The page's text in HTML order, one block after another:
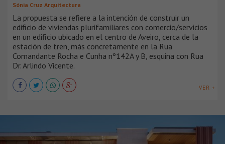
Sónia Cruz Arquitectura
La propuesta se refiere a la intención de construir un
edificio de viviendas plurifamiliares con comercio/servicios
en un edificio ubicado en el centro de Aveiro, cerca de la
estación de tren, más concretamente en la Rua
Comandante Rocha e Cunha nº142A y B, esquina con Rua
Dr. Arlindo Vicente.
VER +